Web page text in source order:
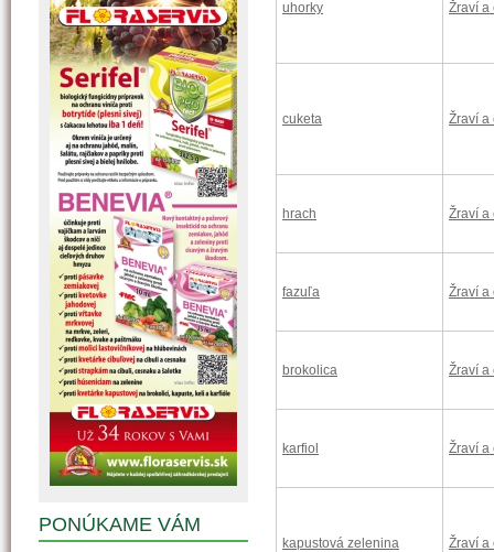
uhorky Žraví a
cuketa Žraví a
hrach Žraví a
fazuľa Žraví a
brokolica Žraví a
karfiol Žraví a
kapustová zelenina Žraví a
PONÚKAME VÁM